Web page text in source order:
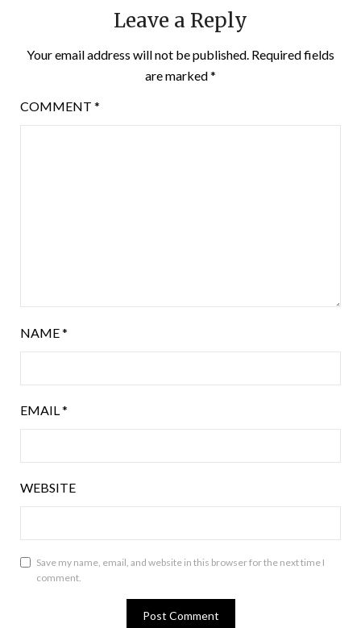
Leave a Reply
Your email address will not be published. Required fields
are marked*
COMMENT *
NAME*
EMAIL*
WEBSITE
Save my name, email, and website in this browser for the next time I
comment.